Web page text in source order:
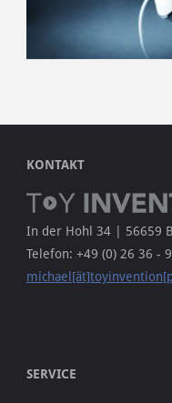
KONTAKT
In der Hohl 34 | 56659
Telefon: +49 (0) 26 36 -
SERVICE